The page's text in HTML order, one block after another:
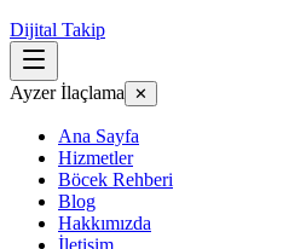
Dijital Takip
Ayzer İlaçlama ✕
Ana Sayfa
Hizmetler
Böcek Rehberi
Blog
Hakkımızda
İletişim